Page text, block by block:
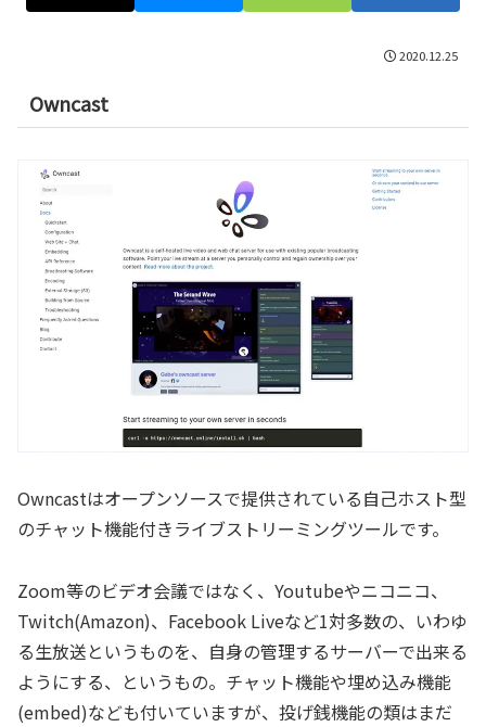
2020.12.25
Owncast
Owncastはオープンソースで提供されている自己ホスト型
のチャット機能付きライブストリーミングツールです。
Zoom等のビデオ会議ではなく、Youtubeやニコニコ、
Twitch(Amazon)、Facebook Liveなど1対多数の、いわゆ
る生放送というものを、自身の管理するサーバーで出来る
ようにする、というもの。チャット機能や埋め込み機能
(embed)なども付いていますが、投げ銭機能の類はまだ